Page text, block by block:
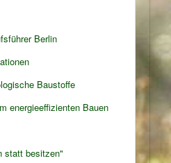
Berlin
Baustoffe
energieeffizienten Bauen
statt besitzen"